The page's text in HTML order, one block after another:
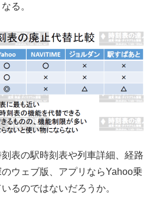
る。
表の駅時刻表や列車詳細、経路
ウェブ版、アプリならYahoo乗
るのではないだろうか。